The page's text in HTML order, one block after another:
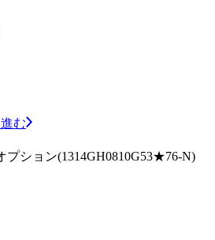
む
プション(1314GH0810G53★76-N)